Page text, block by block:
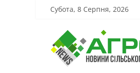
Субота, 8 Серпня, 2026